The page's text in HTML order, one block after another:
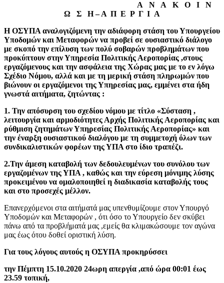
Α Ν Α Κ Ο Ι Ν
Ω Σ Η – Α Π Ε Ρ Γ Ι Α
Η ΟΣΥΠΑ αναλογιζόμενη την αδιάφορη στάση του Υπουργείου
Υποδομών και Μεταφορών να προβεί σε ουσιαστικό διάλογο
με σκοπό την επίλυση των πολύ σοβαρών προβλημάτων που
προκύπτουν στην Υπηρεσία Πολιτικής Αεροπορίας ,στους
εργαζόμενους και την ασφάλεια της Χώρας μας με το εν λόγω
Σχέδιο Νόμου, αλλά και με τη μερική στάση πληρωμών που
βιώνουν οι εργαζόμενοι της Υπηρεσίας μας, εμμένει στα ήδη
γνωστά αιτήματα, ζητώντας :
1. Την απόσυρση του σχεδίου νόμου με τίτλο «Σύσταση ,
λειτουργία και αρμοδιότητες Αρχής Πολιτικής Αεροπορίας και
ρύθμιση ζητημάτων Υπηρεσίας Πολιτικής Αεροπορίας» και
την έναρξη ουσιαστικού διαλόγου με τη συμμετοχή όλων των
συνδικαλιστικών φορέων της ΥΠΑ στο ίδιο τραπέζι.
2.Την άμεση καταβολή των δεδουλευμένων του συνόλου των
εργαζομένων της ΥΠΑ , καθώς και την εύρεση μόνιμης λύσης
προκειμένου να ομαλοποιηθεί η διαδικασία καταβολής τους
και στο προσεχές μέλλον.
Επανερχόμενοι στα αιτήματά μας υπενθυμίζουμε στον Υπουργό
Υποδομών και Μεταφορών , ότι όσο το Υπουργείο δεν σκύβει
πάνω από τα προβλήματά μας ,εμείς θα κλιμακώσουμε τον αγώνα
μας έως ότου δοθεί οριστική λύση.
Για τους λόγους αυτούς η ΟΣΥΠΑ προκηρύσσει
την Πέμπτη 15.10.2020 24ωρη απεργία ,από ώρα 00:01 έως
23.59 τοπική,